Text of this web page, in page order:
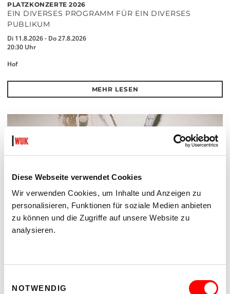
Diese Webseite verwendet Cookies
Wir verwenden Cookies, um Inhalte und Anzeigen zu
personalisieren, Funktionen für soziale Medien anbieten
zu können und die Zugriffe auf unsere Website zu
analysieren.
NOTWENDIG
PLATZKONZERTE 2026
EIN DIVERSES PROGRAMM FÜR EIN DIVERSES
PUBLIKUM
Di 11.8.2026 - Do 27.8.2026
20:30 Uhr
Hof
MEHR LESEN
PLATZKONZERTE 2026